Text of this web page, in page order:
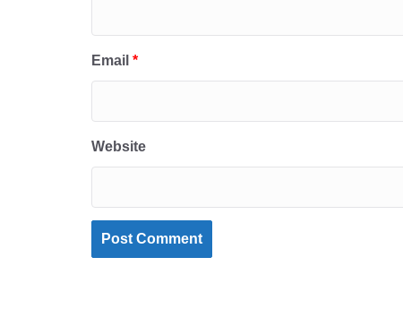
Email *
Website